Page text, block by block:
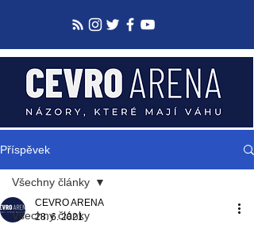
Příspěvek
Všechny články
Všechny články
CEVRO ARENA
28. 6. 2021